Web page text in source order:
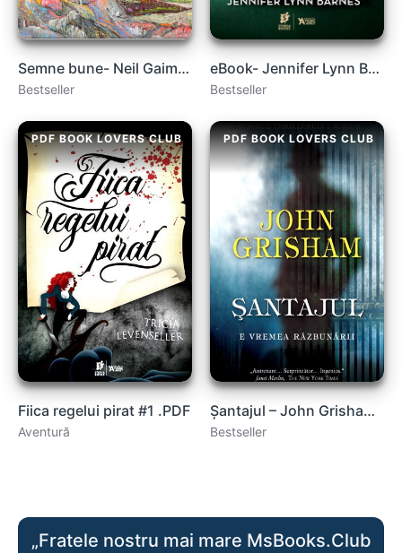
Semne bune- Neil Gaiman şi Terry Pratchett .PDF
Bestseller
eBook- Jennifer Lynn Barnes – Jocurile moștenirii carte .PDF
Bestseller
PDF BOOK LOVERS CLUB
Fiica regelui pirat #1 .PDF
Aventură
PDF BOOK LOVERS CLUB
Șantajul – John Grisham .PDF
Bestseller
„Fratele nostru mai mare MsBooks.Club